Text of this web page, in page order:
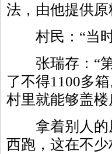
法，由他提供
村民：“当时
张瑞存：“第
了不得1100多
村里就能够盖
拿着别人的原
西跑，这在不